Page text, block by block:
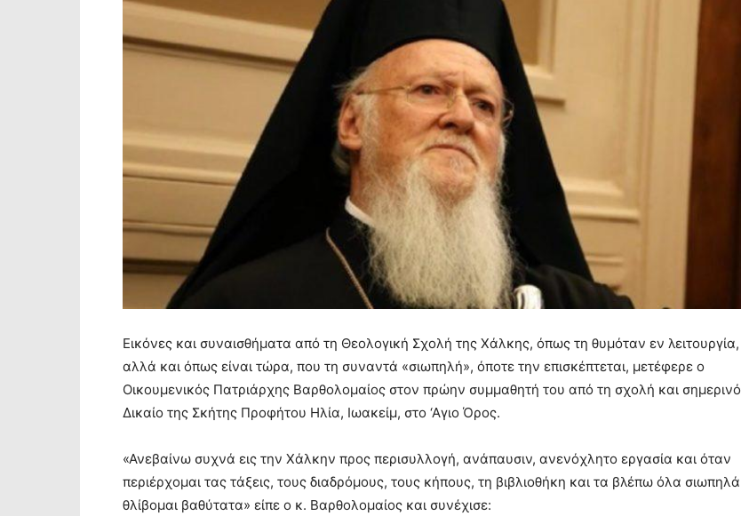
Εικόνες και συναισθήματα από τη Θεολογική Σχολή της Χάλκης, όπως τη θυμόταν εν λειτουργία,
αλλά και όπως είναι τώρα, που τη συναντά «σιωπηλή», όποτε την επισκέπτεται, μετέφερε ο
Οικουμενικός Πατριάρχης Βαρθολομαίος στον πρώην συμμαθητή του από τη σχολή και σημερινό
Δικαίο της Σκήτης Προφήτου Ηλία, Ιωακείμ, στο ‘Αγιο Όρος.
«Ανεβαίνω συχνά εις την Χάλκην προς περισυλλογή, ανάπαυσιν, ανενόχλητο εργασία και όταν
περιέρχομαι τας τάξεις, τους διαδρόμους, τους κήπους, τη βιβλιοθήκη και τα βλέπω όλα σιωπηλά
θλίβομαι βαθύτατα» είπε ο κ. Βαρθολομαίος και συνέχισε: